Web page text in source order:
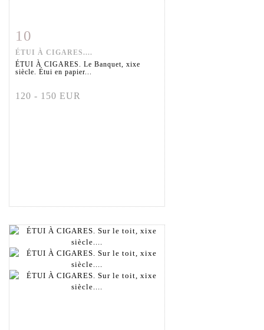
Fiche détaillée
10
ÉTUI À CIGARES....
ÉTUI À CIGARES. Le Banquet, xixe
siècle. Étui en papier...
120 - 150 EUR